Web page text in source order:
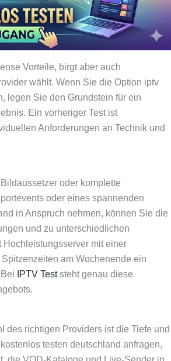
Vorteile, birgt aber auch
wählt. Wenn Sie die Option iptv
legen Sie den Grundstein für ein
Ein vorheriger Test ist
Anforderungen an Technik und
oder komplette
oder eines spannenden
in Anspruch nehmen, können Sie die
und zu unterschiedlichen
mit einer
am Wochenende ein
IPTV Teststeht genau diese
des richtigen Providers ist die Tiefe und
testen deutschland anfragen,